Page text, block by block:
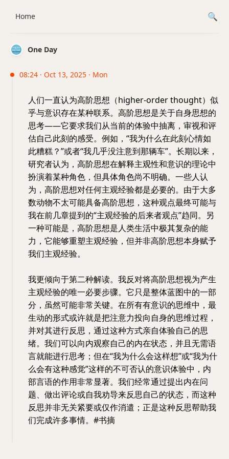
One Day
08:24 · Oct 13, 2025 · Mon
人们一直认为高阶思想（higher-order thought）似
乎与意识存在某种联系。高阶思想是关于自身思想的
思考——它要求我们从当前的体验中抽离，审视和评
估自己此刻的感受。例如，“我为什么在此刻心情如
此糟糕？”或者“我几乎没注意到那辆车”。长期以来，
研究者认为，高阶思想在解释主观性和意识的理论中
扮演着某种角色，但具体角色尚不明确。一些人认
为，高阶思想对任何主观经验都是必要的。由于大多
数动物不太可能具备高阶思想，这种观点最终可能与
我在前几章提到的“主观经验的后来者观点”趋同。另
一种可能是，高阶思想是人类生活中极其复杂的能
力，它能够重塑主观经验，但并非高阶思想本身赋予
我们主观经验。
我更倾向于第二种解读。我反对将高阶思想视为产生
主观经验的唯一必要步骤。它只是整体蓝图中的一部
分，虽然可能非常关键。在所有有意识的思维中，最
生动的形式或许就是把注意力投向自身的思维过程，
并对其进行反思，通过这种方式亲自体验自己的思
绪。我们可以向内观察自己的内在状态，并且无需语
言就能进行思考；但在“我为什么会这样想”或“我为什
么会有这种感觉”这样的不可否认的意识体验中，内
部言语的作用非常显著。我们经常通过提出内在问
题、做出评论或自我劝导来反思自己的状态，而这种
反思并非无关紧要或仅作消遣；正是这种反思帮助我
们完成许多事情。#书摘
Home